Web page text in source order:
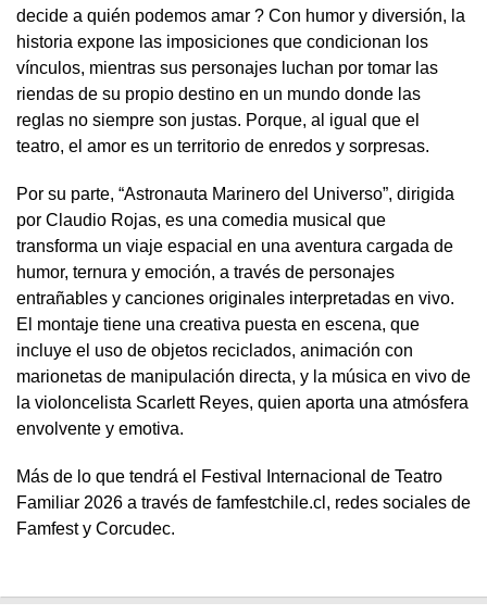
decide a quién podemos amar ? Con humor y diversión, la
historia expone las imposiciones que condicionan los
vínculos, mientras sus personajes luchan por tomar las
riendas de su propio destino en un mundo donde las
reglas no siempre son justas. Porque, al igual que el
teatro, el amor es un territorio de enredos y sorpresas.
Por su parte, “Astronauta Marinero del Universo”, dirigida
por Claudio Rojas, es una comedia musical que
transforma un viaje espacial en una aventura cargada de
humor, ternura y emoción, a través de personajes
entrañables y canciones originales interpretadas en vivo.
El montaje tiene una creativa puesta en escena, que
incluye el uso de objetos reciclados, animación con
marionetas de manipulación directa, y la música en vivo de
la violoncelista Scarlett Reyes, quien aporta una atmósfera
envolvente y emotiva.
Más de lo que tendrá el Festival Internacional de Teatro
Familiar 2026 a través de famfestchile.cl, redes sociales de
Famfest y Corcudec.